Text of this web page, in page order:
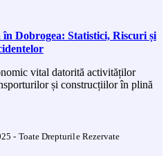
Dobrogea: Statistici, Riscuri și
vital datorită activităților
și construcțiilor în plină
- Toate Drepturile Rezervate